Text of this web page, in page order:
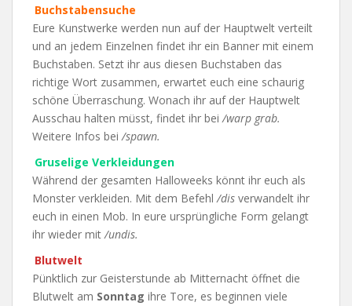
Buchstabensuche
Eure Kunstwerke werden nun auf der Hauptwelt verteilt
und an jedem Einzelnen findet ihr ein Banner mit einem
Buchstaben. Setzt ihr aus diesen Buchstaben das
richtige Wort zusammen, erwartet euch eine schaurig
schöne Überraschung. Wonach ihr auf der Hauptwelt
Ausschau halten müsst, findet ihr bei/warp grab.
Weitere Infos bei/spawn.
Gruselige Verkleidungen
Während der gesamten Halloweeks könnt ihr euch als
Monster verkleiden. Mit dem Befehl/dis verwandelt ihr
euch in einen Mob. In eure ursprüngliche Form gelangt
ihr wieder mit/undis.
Blutwelt
Pünktlich zur Geisterstunde ab Mitternacht öffnet die
Blutwelt am Sonntag ihre Tore, es beginnen viele